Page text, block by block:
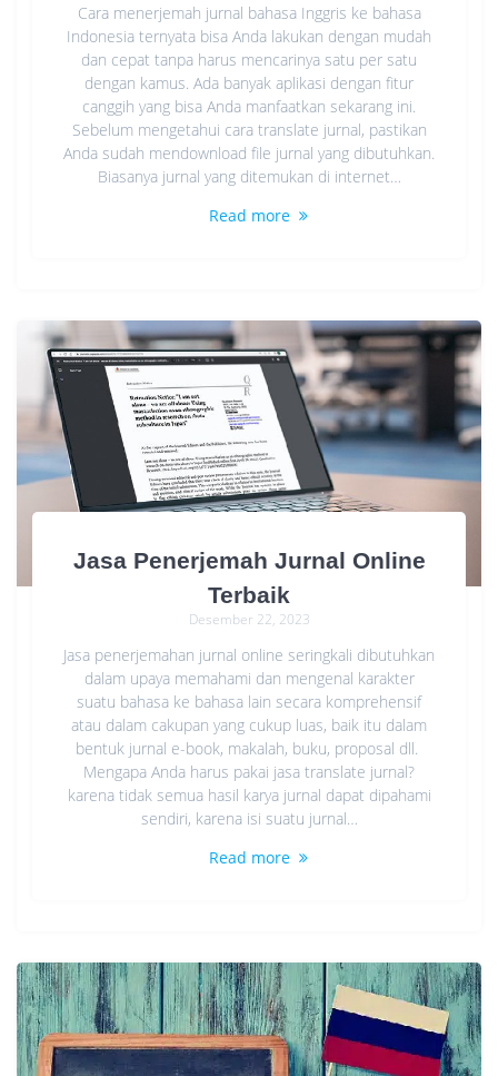
Cara menerjemah jurnal bahasa Inggris ke bahasa
Indonesia ternyata bisa Anda lakukan dengan mudah
dan cepat tanpa harus mencarinya satu per satu
dengan kamus. Ada banyak aplikasi dengan fitur
canggih yang bisa Anda manfaatkan sekarang ini.
Sebelum mengetahui cara translate jurnal, pastikan
Anda sudah mendownload file jurnal yang dibutuhkan.
Biasanya jurnal yang ditemukan di internet…
Read more
Jasa Penerjemah Jurnal Online
Terbaik
Desember 22, 2023
Jasa penerjemahan jurnal online seringkali dibutuhkan
dalam upaya memahami dan mengenal karakter
suatu bahasa ke bahasa lain secara komprehensif
atau dalam cakupan yang cukup luas, baik itu dalam
bentuk jurnal e-book, makalah, buku, proposal dll.
Mengapa Anda harus pakai jasa translate jurnal?
karena tidak semua hasil karya jurnal dapat dipahami
sendiri, karena isi suatu jurnal…
Read more